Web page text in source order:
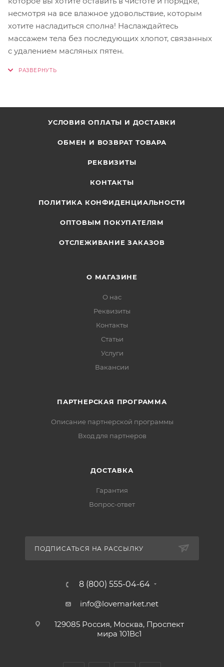
несмотря на все влажное удовольствие, которым
хотите насладиться сполна! Наслаждайтесь
массажем тела без последующих хлопот, связанных
с удалением масляных пятен.
УСЛОВИЯ ОПЛАТЫ И ДОСТАВКИ
ОБМЕН И ВОЗВРАТ ТОВАРА
РЕКВИЗИТЫ
КОНТАКТЫ
ПОЛИТИКА КОНФИДЕНЦИАЛЬНОСТИ
ОПТОВЫМ ПОКУПАТЕЛЯМ
ОТСЛЕЖИВАНИЕ ЗАКАЗОВ
О МАГАЗИНЕ
О нас
Реквизиты
Контакты
Статьи
Услуги
Вакансии
ПАРТНЕРСКАЯ ПРОГРАММА
Описание партнерской программы
Вход для партнеров
ДОСТАВКА
Гарантия
Вопрос-ответ
ПОДПИСАТЬСЯ НА РАССЫЛКУ
8 (800) 555-04-64
info@lovemarket.net
129085 Россия, Москва, Проспект
мира 101Вс1